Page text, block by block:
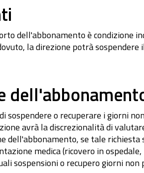
dell'abbonamento è condizione
la direzione potrà
sospendere o recuperare i giorni
avrà la discrezionalità di
dell'abbonamento, se tale
medica (ricovero in
sospensioni o recupero giorni